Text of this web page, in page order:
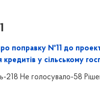
поправку №11 до
кредитів у сільському
218 Не голосувало-58